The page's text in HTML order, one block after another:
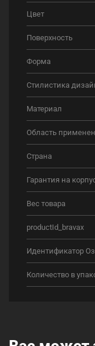
Цвет
Поверхность
Форма
Стилистика
Материал
Область
Страна
Гарантия на
Вес товара
productId_bravax
Идентификатор
Количество в